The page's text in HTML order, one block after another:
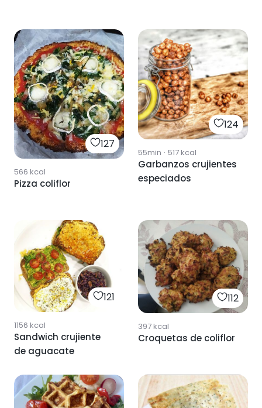
127
566 kcal
Pizza coliflor
124
55min · 517kcal
Garbanzos crujientes
especiados
121
1156 kcal
Sandwich crujiente
de aguacate
112
397kcal
Croquetas de coliflor